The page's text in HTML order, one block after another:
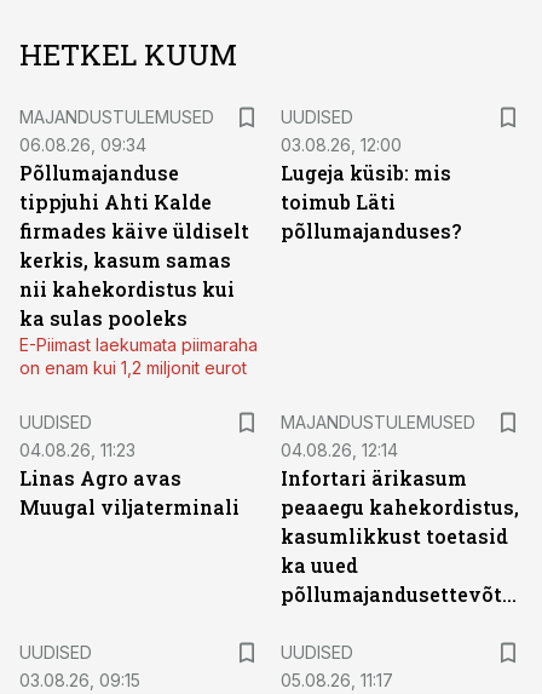
HETKEL KUUM
MAJANDUSTULEMUSED
06.08.26, 09:34
Põllumajanduse
tippjuhi Ahti Kalde
firmades käive üldiselt
kerkis, kasum samas
nii kahekordistus kui
ka sulas pooleks
E-Piimast laekumata piimaraha
on enam kui 1,2 miljonit eurot
UUDISED
03.08.26, 12:00
Lugeja küsib: mis
toimub Läti
põllumajanduses?
UUDISED
04.08.26, 11:23
Linas Agro avas
Muugal viljaterminali
MAJANDUSTULEMUSED
04.08.26, 12:14
Infortari ärikasum
peaaegu kahekordistus,
kasumlikkust toetasid
ka uued
põllumajandusettevõtted
UUDISED
03.08.26, 09:15
UUDISED
05.08.26, 11:17